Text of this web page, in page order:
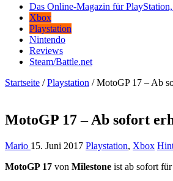
Das Online-Magazin für
Xbox
Playstation
Nintendo
Reviews
Steam/Battle.net
Startseite / Playstation / MotoGP 17 – Ab
MotoGP 17 – Ab sofort
Mario 15. Juni 2017 Playstation, Xbox
MotoGP 17 von Milestone ist ab sofort für